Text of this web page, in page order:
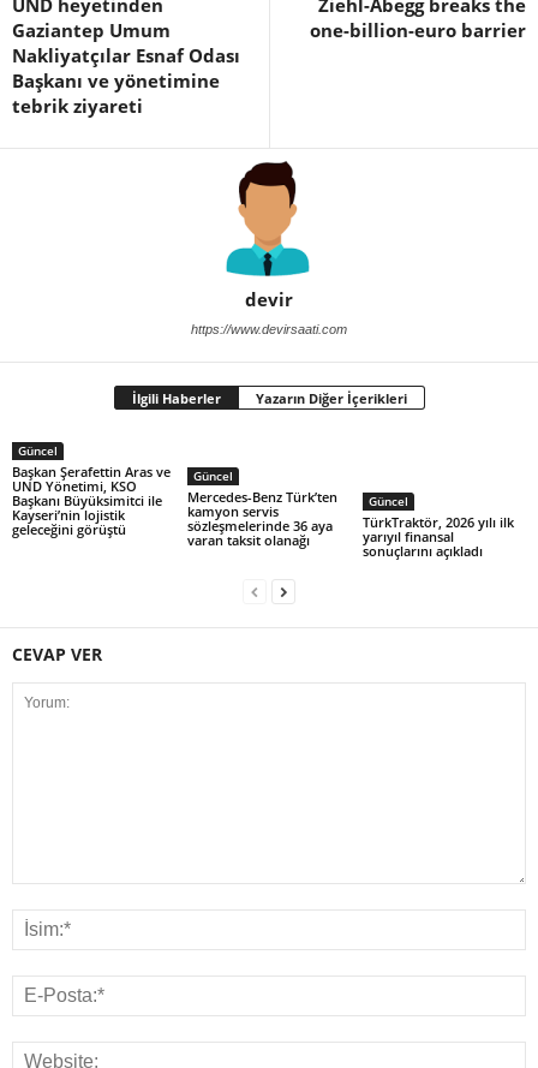
UND heyetinden
Gaziantep Umum
Nakliyatçılar Esnaf Odası
Başkanı ve yönetimine
tebrik ziyareti
Ziehl-Abegg breaks the
one-billion-euro barrier
devir
https://www.devirsaati.com
İlgili Haberler Yazarın Diğer İçerikleri
Güncel
Başkan Şerafettin Aras ve
UND Yönetimi, KSO
Başkanı Büyüksimitci ile
Kayseri’nin lojistik
geleceğini görüştü
Güncel
Mercedes-Benz Türk’ten
kamyon servis
sözleşmelerinde 36 aya
varan taksit olanağı
Güncel
TürkTraktör, 2026 yılı ilk
yarıyıl finansal
sonuçlarını açıkladı
CEVAP VER